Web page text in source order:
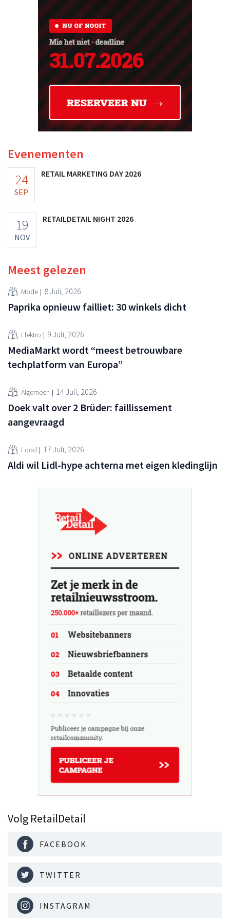
Evenementen
24
SEP
RETAIL MARKETING DAY 2026
19
NOV
RETAILDETAIL NIGHT 2026
Meest gelezen
Mode 8 Juli, 2026
Paprika opnieuw failliet: 30 winkels dicht
Elektro 9 Juli, 2026
MediaMarkt wordt “meest betrouwbare
techplatform van Europa”
Algemeen 14 Juli, 2026
Doek valt over 2 Brüder: faillissement
aangevraagd
Food 17 Juli, 2026
Aldi wil Lidl-hype achterna met eigen kledinglijn
Volg RetailDetail
FACEBOOK
TWITTER
INSTAGRAM